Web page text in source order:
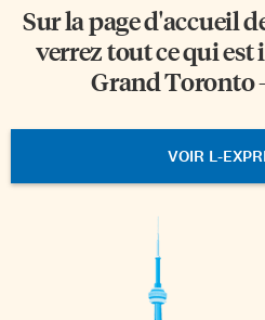
Sur la page d'accueil
verrez tout ce qui
Grand Toronto
VOIR L-